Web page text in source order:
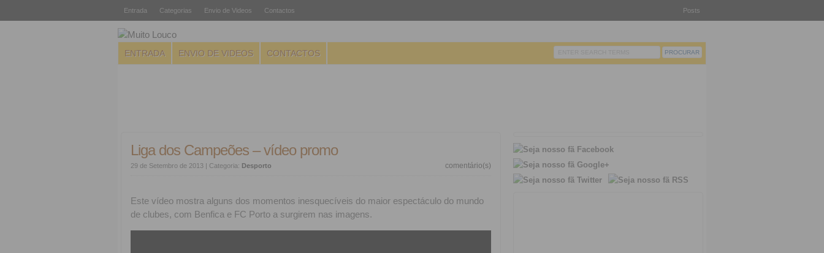
Entrada Categorias Envio de Videos Contactos Posts
ENTRADA ENVIO DE VIDEOS CONTACTOS
Liga dos Campeões – vídeo promo
29 de Setembro de 2013 | Categoria: Desporto comentário(s)
Este vídeo mostra alguns dos momentos inesquecíveis do maior espectáculo do mundo
de clubes, com Benfica e FC Porto a surgirem nas imagens.